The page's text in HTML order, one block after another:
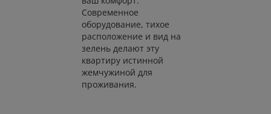
Современное
оборудование, тихое
расположение и вид на
зелень делают эту
квартиру истинной
жемчужиной для
проживания.